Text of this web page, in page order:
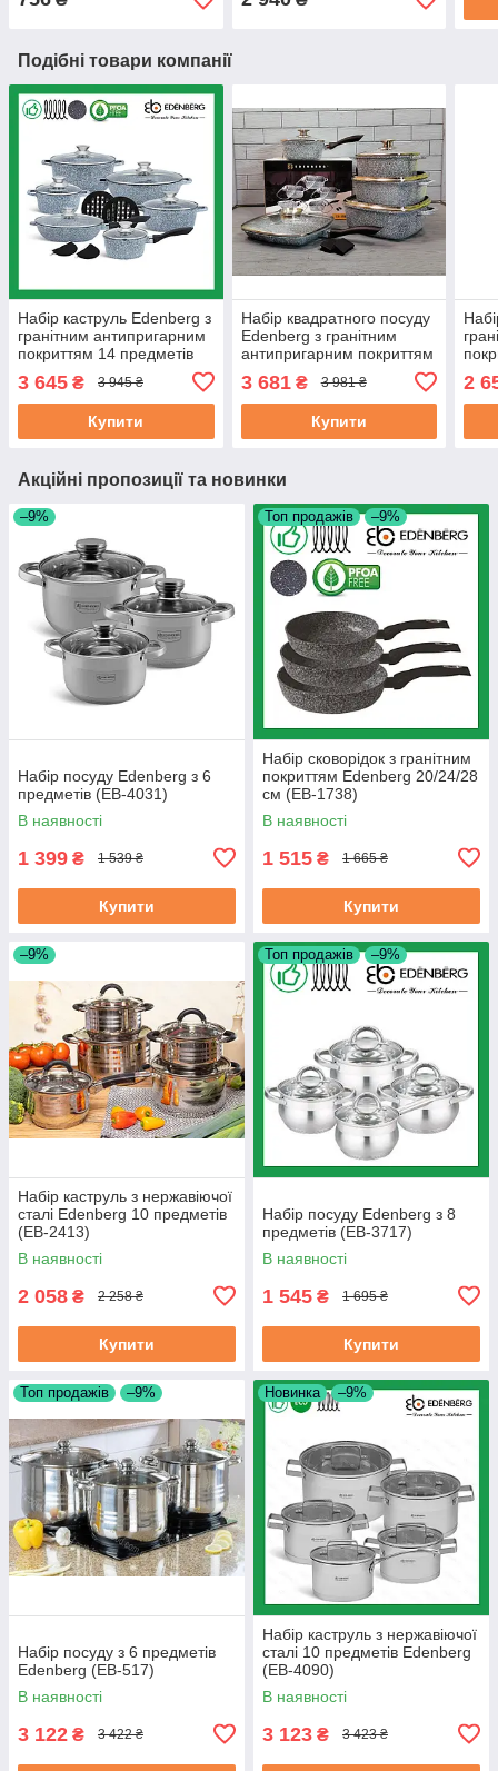
Подібні товари компанії
Набір каструль Edenberg з
гранітним антипригарним
покриттям 14 предметів
3 645 ₴ 3 945 ₴
Купити
Набір квадратного посуду
Edenberg з гранітним
антипригарним покриттям
3 681₴ 3 981 ₴
Купити
2
Акційні пропозиції та новинки
–9%
Набір посуду Edenberg з 6
предметів (EB-4031)
В наявності
1 399 ₴ 1 539 ₴
Купити
Топ продажів –9%
Набір сковорідок з гранітним
покриттям Edenberg 20/24/28
см (EB-1738)
В наявності
1 515 ₴ 1 665 ₴
Купити
–9%
Набір каструль з нержавіючої
сталі Edenberg 10 предметів
(EB-2413)
В наявності
2 058 ₴ 2 258 ₴
Купити
Топ продажів –9%
Набір посуду Edenberg з 8
предметів (EB-3717)
В наявності
1 545 ₴ 1 695 ₴
Купити
Топ продажів –9%
Набір посуду з 6 предметів
Edenberg (EB-517)
В наявності
3 122 ₴ 3 422 ₴
Новинка –9%
Набір каструль з нержавіючої
сталі 10 предметів Edenberg
(EB-4090)
В наявності
3 123 ₴ 3 423 ₴